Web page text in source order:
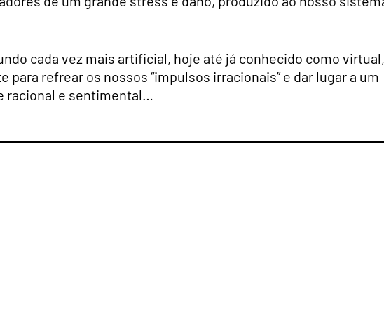
cada vez mais artificial, hoje até já conhecido como virtual,
refrear os nossos “impulsos irracionais” e dar lugar a um
racional e sentimental…